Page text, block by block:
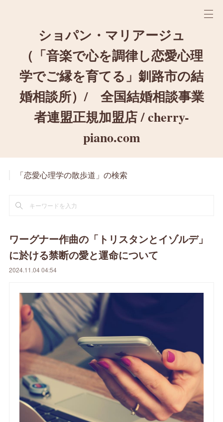
ショパン・マリアージュ
（「音楽で心を調律し恋愛心理
学でご縁を育てる」釧路市の結
婚相談所）/ 全国結婚相談事業
者連盟正規加盟店 / cherry-
piano.com
「恋愛心理学の散歩道」の検索
ワーグナー作曲の「トリスタンとイゾルデ」
に於ける禁断の愛と運命について
2024.11.04 04:54